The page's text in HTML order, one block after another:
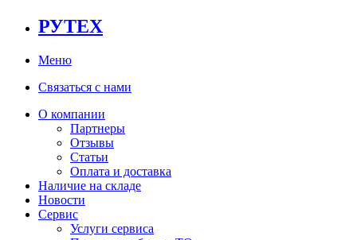
РУТЕХ
Меню
Связаться с нами
О компании
Партнеры
Отзывы
Статьи
Оплата и доставка
Наличие на складе
Новости
Сервис
Услуги сервиса